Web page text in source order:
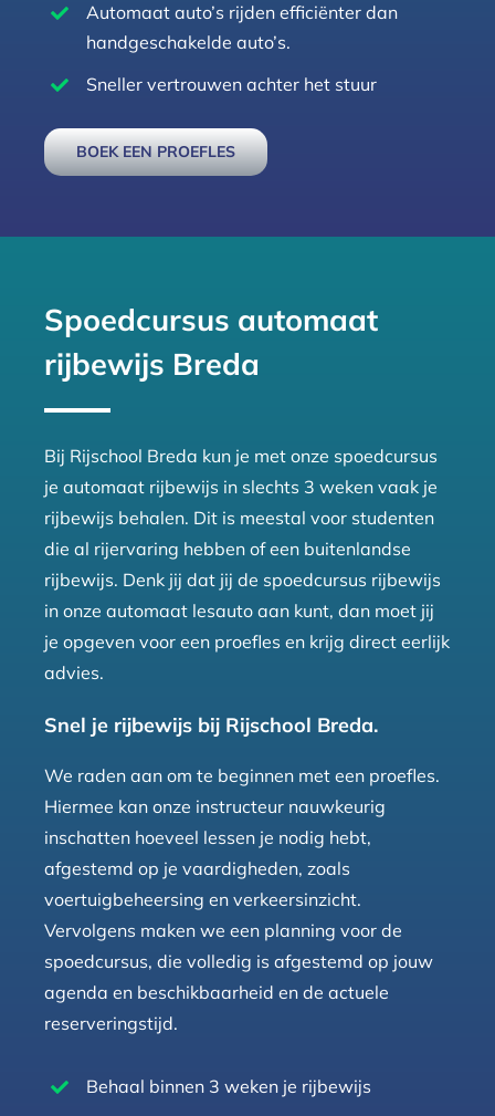
Automaat auto’s rijden efficiënter dan
handgeschakelde auto’s.
Sneller vertrouwen achter het stuur
BOEK EEN PROEFLES
Spoedcursus automaat
rijbewijs Breda
Bij Rijschool Breda kun je met onze spoedcursus
je automaat rijbewijs in slechts 3 weken vaak je
rijbewijs behalen. Dit is meestal voor studenten
die al rijervaring hebben of een buitenlandse
rijbewijs. Denk jij dat jij de spoedcursus rijbewijs
in onze automaat lesauto aan kunt, dan moet jij
je opgeven voor een proefles en krijg direct eerlijk
advies.
Snel je rijbewijs bij Rijschool Breda.
We raden aan om te beginnen met een proefles.
Hiermee kan onze instructeur nauwkeurig
inschatten hoeveel lessen je nodig hebt,
afgestemd op je vaardigheden, zoals
voertuigbeheersing en verkeersinzicht.
Vervolgens maken we een planning voor de
spoedcursus, die volledig is afgestemd op jouw
agenda en beschikbaarheid en de actuele
reserveringstijd.
Behaal binnen 3 weken je rijbewijs